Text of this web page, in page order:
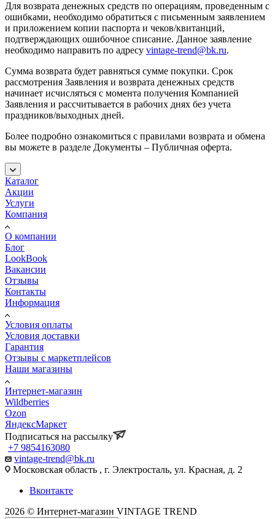
Для возврата денежных средств по операциям, проведенным с
ошибками, необходимо обратиться с письменным заявлением
и приложением копии паспорта и чеков/квитанций,
подтверждающих ошибочное списание. Данное заявление
необходимо направить по адресу vintage-trend@bk.ru.
Сумма возврата будет равняться сумме покупки. Срок
рассмотрения Заявления и возврата денежных средств
начинает исчисляться с момента получения Компанией
Заявления и рассчитывается в рабочих днях без учета
праздников/выходных дней.
Более подробно ознакомиться с правилами возврата и обмена
вы можете в разделе Документы – Публичная оферта.
Каталог
Акции
Услуги
Компания
О компании
Блог
LookBook
Вакансии
Отзывы
Контакты
Информация
Условия оплаты
Условия доставки
Гарантия
Отзывы с маркетплейсов
Наши магазины
Интернет-магазин
Wildberries
Ozon
ЯндексМаркет
Подписаться на рассылку
+7 9854163080
vintage-trend@bk.ru
Московская область , г. Электросталь, ул. Красная, д. 2
Вконтакте
2026 © Интернет-магазин VINTAGE TREND